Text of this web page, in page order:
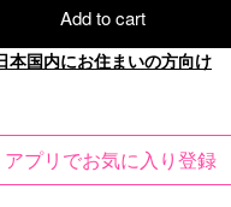
Add to cart
本国内にお住まいの方向け
アプリでお気に入り登録